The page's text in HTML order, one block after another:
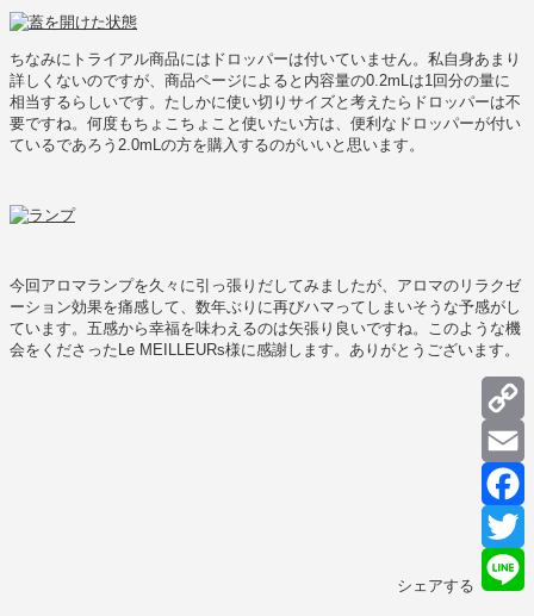
ちなみにトライアル商品にはドロッパーは付いていません。私自身あまり
詳しくないのですが、商品ページによると内容量の0.2mLは1回分の量に
相当するらしいです。たしかに使い切りサイズと考えたらドロッパーは不
要ですね。何度もちょこちょこと使いたい方は、便利なドロッパーが付い
ているであろう2.0mLの方を購入するのがいいと思います。
今回アロマランプを久々に引っ張りだしてみましたが、アロマのリラクゼ
ーション効果を痛感して、数年ぶりに再びハマってしまいそうな予感がし
ています。五感から幸福を味わえるのは矢張り良いですね。このような機
会をくださったLe MEILLEURs様に感謝します。ありがとうございます。
シェアする